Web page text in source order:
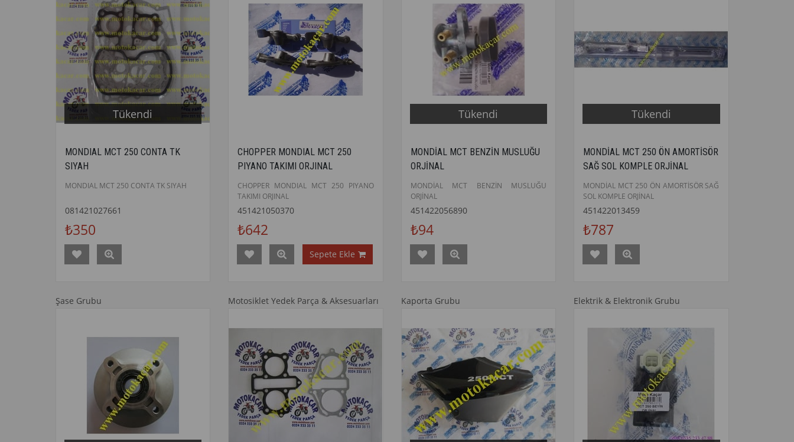
Tükendi
MONDIAL MCT 250 CONTA TK
SIYAH
MONDIAL MCT 250 CONTA TK SIYAH
081421027661
₺350
CHOPPER MONDIAL MCT 250
PIYANO TAKIMI ORJINAL
CHOPPER MONDIAL MCT 250 PIYANO
TAKIMI ORJINAL
451421050370
₺642
Sepete Ekle
Tükendi
MONDİAL MCT BENZİN MUSLUĞU
ORJİNAL
MONDİAL MCT BENZİN MUSLUĞU
ORJİNAL
451422056890
₺94
Tükendi
MONDİAL MCT 250 ÖN AMORTİSÖR
SAĞ SOL KOMPLE ORJİNAL
MONDİAL MCT 250 ÖN AMORTİSÖR SAĞ
SOL KOMPLE ORJİNAL
451422013459
₺787
Şase Grubu Motosiklet Yedek Parça & Aksesuarları Kaporta Grubu Elektrik & Elektronik Grubu